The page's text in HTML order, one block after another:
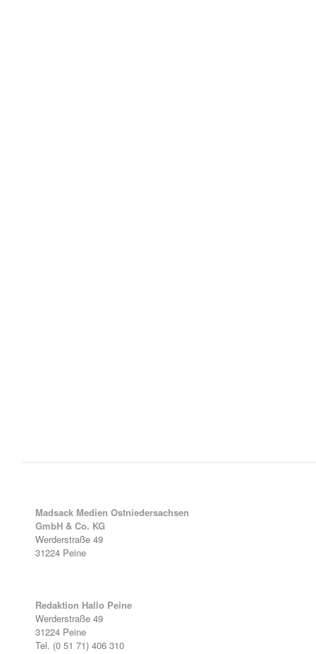
Madsack Medien Ostniedersachsen
GmbH & Co. KG
Werderstraße 49
31224 Peine
Redaktion Hallo Peine
Werderstraße 49
31224 Peine
Tel. (0 51 71) 406 310